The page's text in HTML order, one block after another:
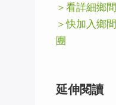
＞看詳細鄉
＞快加入鄉
團
延伸閱讀